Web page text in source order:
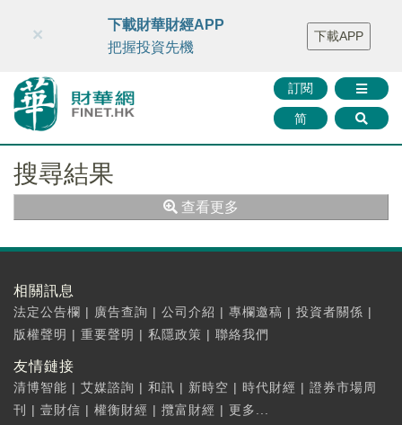
財華智庫網 FINTV FINMETA 財華證券 媒體矩陣
智庫沙龍
聯絡我們
訂閱
简
×
下載財華財經APP
把握投資先機
下載APP
搜尋結果
查看更多
相關訊息
法定公告欄 | 廣告查詢 | 公司介紹 | 專欄邀稿 | 投資者關係 |
版權聲明 | 重要聲明 | 私隱政策 | 聯絡我們
友情鏈接
清博智能 | 艾媒諮詢 | 和訊 | 新時空 | 時代財經 | 證券市場周
刊
| 壹財信 | 權衡財經 | 攬富財經 | 更多...